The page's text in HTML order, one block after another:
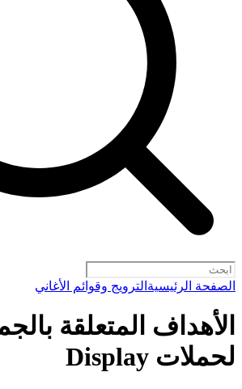
الصفحة الرئيسية الترويج وقوائم الأغاني
الأهداف المتعلقة
لحملات Display